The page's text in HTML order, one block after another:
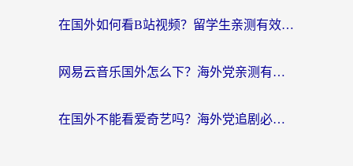
在国外如何看B站视频？留学生亲测有效的回国加速器选择指南
网易云音乐国外怎么下？海外党亲测有效的回国加速器指南
在国外不能看爱奇艺吗？海外党追剧必看的回国加速器选择指南